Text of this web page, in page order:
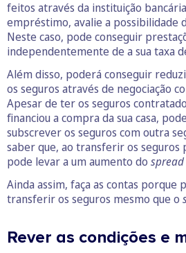
feitos através da instituição
empréstimo, avalie a possibilidade
Neste caso, pode conseguir
independentemente de a sua taxa
Além disso, poderá conseguir
os seguros através de negociação
Apesar de ter os seguros
financiou a compra da sua casa,
subscrever os seguros com outra
saber que, ao transferir os seguros
pode levar a um aumento do spread
Ainda assim, faça as contas porque
transferir os seguros mesmo que o
Rever as condições e